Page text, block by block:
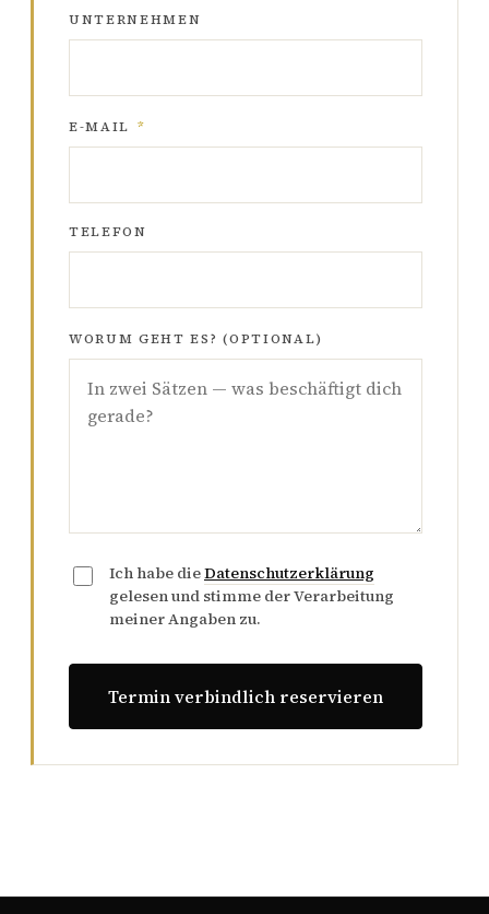
UNTERNEHMEN
E-MAIL *
TELEFON
WORUM GEHT ES? (OPTIONAL)
Ich habe dieDatenschutzerklärung
gelesen und stimme der Verarbeitung
meiner Angaben zu.
Termin verbindlich reservieren